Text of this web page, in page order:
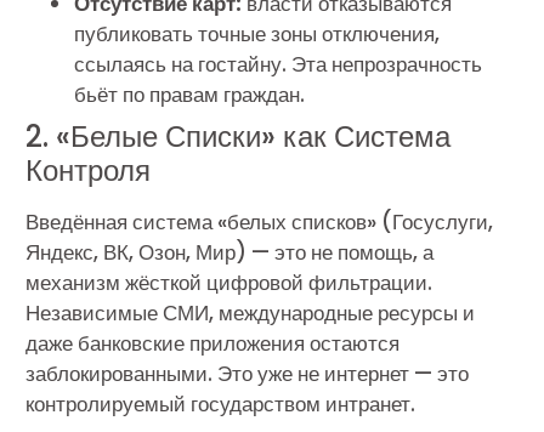
публиковать точные зоны отключения,
ссылаясь на гостайну. Эта непрозрачность
бьёт по правам граждан.
2. «Белые Списки» как Система
Контроля
Введённая система «белых списков» (Госуслуги,
Яндекс, ВК, Озон, Мир) — это не помощь, а
механизм жёсткой цифровой фильтрации.
Независимые СМИ, международные ресурсы и
даже банковские приложения остаются
заблокированными. Это уже не интернет — это
контролируемый государством интранет.